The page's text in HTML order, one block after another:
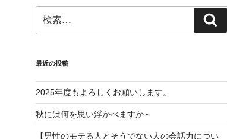
索:
索
最近の投稿
2025年度もよろしくお願いします。
秋には何を思い浮かべますか～
【男性のモテる人とそうでない人の会話力につい